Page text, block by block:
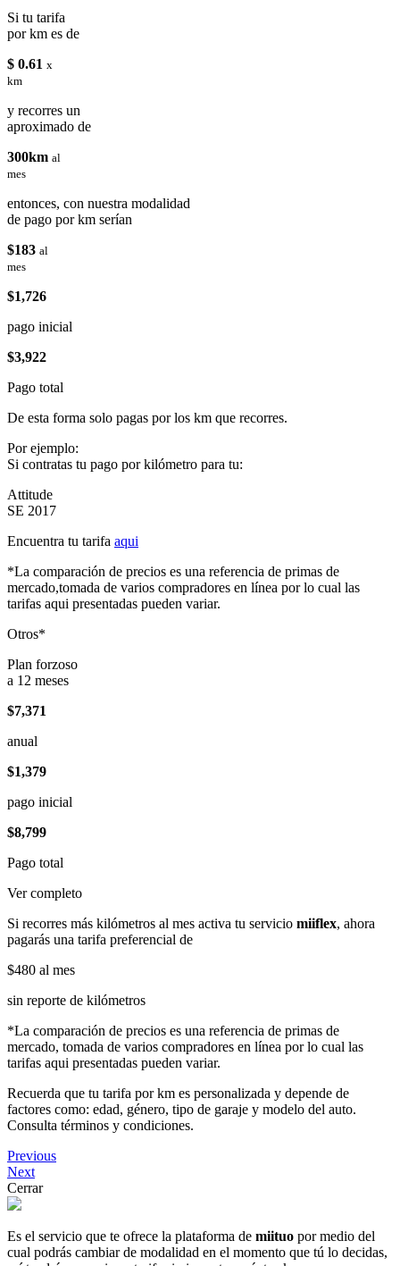
Si tu tarifa
por km es de
$ 0.61 x
km
y recorres un
aproximado de
300km al
mes
entonces, con nuestra modalidad
de pago por km serían
$183 al
mes
$1,726
pago inicial
$3,922
Pago total
De esta forma solo pagas por los km que recorres.
Por ejemplo:
Si contratas tu pago por kilómetro para tu:
Attitude
SE 2017
Encuentra tu tarifa aqui
*La comparación de precios es una referencia de primas de
mercado,tomada de varios compradores en línea por lo cual las
tarifas aqui presentadas pueden variar.
Otros*
Plan forzoso
a 12 meses
$7,371
anual
$1,379
pago inicial
$8,799
Pago total
Ver completo
Si recorres más kilómetros al mes activa tu servicio miiflex, ahora
pagarás una tarifa preferencial de
$480 al mes
sin reporte de kilómetros
*La comparación de precios es una referencia de primas de
mercado, tomada de varios compradores en línea por lo cual las
tarifas aqui presentadas pueden variar.
Recuerda que tu tarifa por km es personalizada y depende de
factores como: edad, género, tipo de garaje y modelo del auto.
Consulta términos y condiciones.
Previous
Next
Cerrar
Es el servicio que te ofrece la plataforma de miituo por medio del
cual podrás cambiar de modalidad en el momento que tú lo decidas,